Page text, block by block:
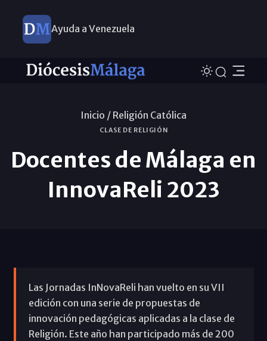
Ayuda a Venezuela
Inicio / Religión Católica
CLASE DE RELIGIÓN
Docentes de Málaga en
InnovaReli 2023
Las Jornadas InNovaReli han vuelto en su VII
edición con una serie de propuestas de
innovación pedagógicas aplicadas a la clase de
Religión. Este año han participado más de 200